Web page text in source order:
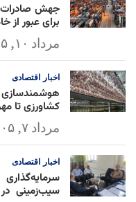
جهش صادرات
برای عبور از
مرداد ۱۰, ۱۴۰۵
اخبار اقتصادی
کشاورزی تا
مرداد ۷, ۱۴۰۵
اخبار اقتصادی
سیب‌زمینی